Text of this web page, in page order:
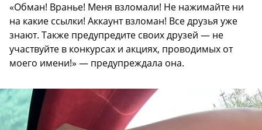
«Обман! Вранье! Меня взломали! Не нажимайте ни
на какие ссылки! Аккаунт взломан! Все друзья уже
знают. Также предупредите своих друзей — не
участвуйте в конкурсах и акциях, проводимых от
моего имени!» — предупреждала она.